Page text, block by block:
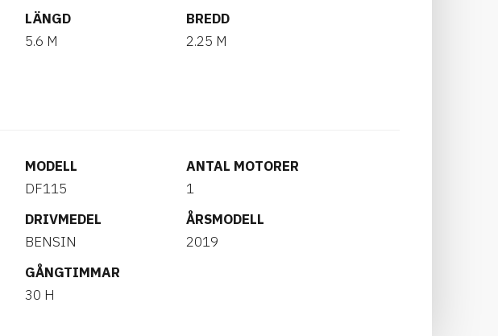
LÄNGD
5.6 M
BREDD
2.25 M
MODELL
DF115
ANTAL MOTORER
1
DRIVMEDEL
BENSIN
ÅRSMODELL
2019
GÅNGTIMMAR
30 H